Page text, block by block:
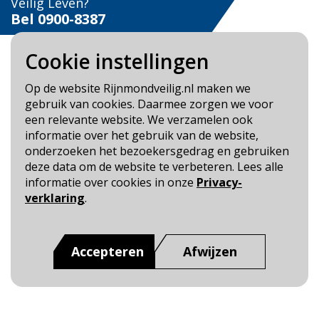
Cookie instellingen
Op de website Rijnmondveilig.nl maken we
gebruik van cookies. Daarmee zorgen we voor
een relevante website. We verzamelen ook
informatie over het gebruik van de website,
onderzoeken het bezoekersgedrag en gebruiken
deze data om de website te verbeteren. Lees alle
informatie over cookies in onze Privacy-
verklaring.
Accepteren Afwijzen
Bel 0900-8387
Blijf op de hoogte
Cookie- en Privacybeleid
Toegankelijkheid
Dit is een website van